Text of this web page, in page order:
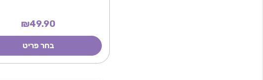
₪49.90
בחר פריט